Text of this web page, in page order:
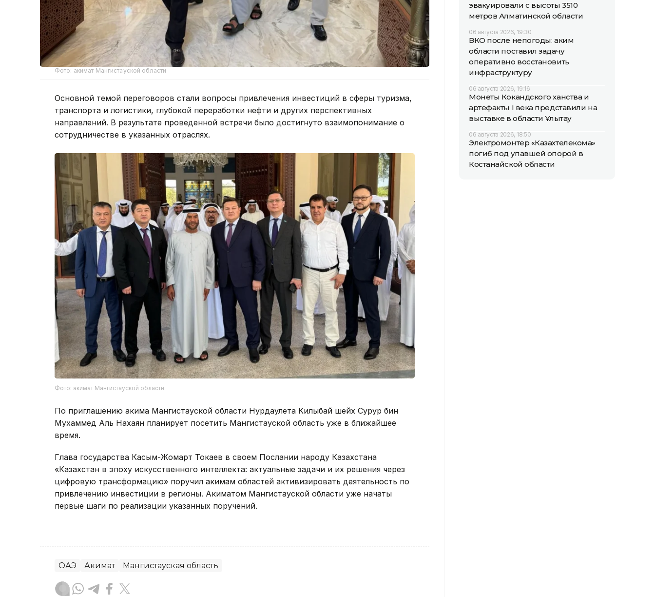
Фото: акимат Мангистауской области
Основной темой переговоров стали вопросы привлечения инвестиций в сферы туризма,
транспорта и логистики, глубокой переработки нефти и других перспективных
направлений. В результате проведенной встречи было достигнуто взаимопонимание о
сотрудничестве в указанных отраслях.
Фото: акимат Мангистауской области
По приглашению акима Мангистауской области Нурдаулета Килыбай шейх Сурур бин
Мухаммед Аль Нахаян планирует посетить Мангистауской область уже в ближайшее
время.
Глава государства Касым-Жомарт Токаев в своем Послании народу Казахстана
«Казахстан в эпоху искусственного интеллекта: актуальные задачи и их решения через
цифровую трансформацию» поручил акимам областей активизировать деятельность по
привлечению инвестиции в регионы. Акиматом Мангистауской области уже начаты
первые шаги по реализации указанных поручений.
ОАЭ Акимат Мангистауская область
эвакуировали с высоты 3510
метров Алматинской области
06 августа 2026, 19:30
ВКО после непогоды: аким
области поставил задачу
оперативно восстановить
инфраструктуру
06 августа 2026, 19:16
Монеты Кокандского ханства и
артефакты I века представили на
выставке в области Ұлытау
06 августа 2026, 18:50
Электромонтер «Казахтелекома»
погиб под упавшей опорой в
Костанайской области